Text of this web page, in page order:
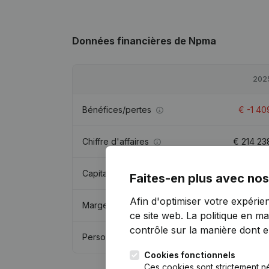
Données financières de Npma
Bénéfices/pertes € -1
Chiffre d'affaires € 214
Capitaux propres
Marge brute €50
Personnel
Faites-en plus avec
Afin d'optimiser votre
ce site web. La politique en
contrôle sur la manière dont
Cookies fonctionnels
Ces cookies sont strictement